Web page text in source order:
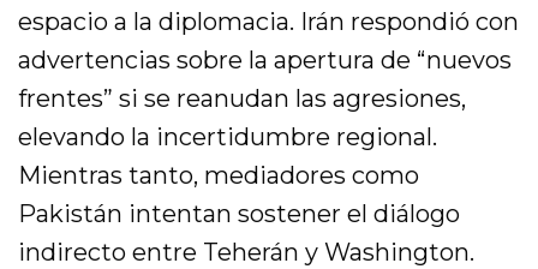
espacio a la diplomacia. Irán respondió con
advertencias sobre la apertura de “nuevos
frentes” si se reanudan las agresiones,
elevando la incertidumbre regional.
Mientras tanto, mediadores como
Pakistán intentan sostener el diálogo
indirecto entre Teherán y Washington.